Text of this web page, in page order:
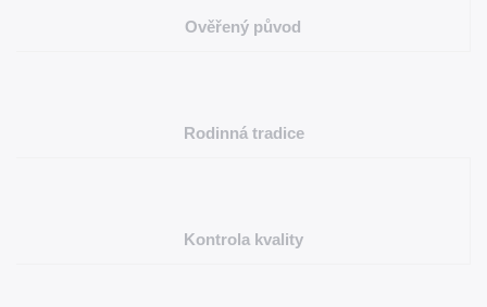
Ověřený původ
Rodinná tradice
Kontrola kvality